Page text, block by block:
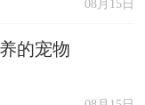
08月15日
的宠物